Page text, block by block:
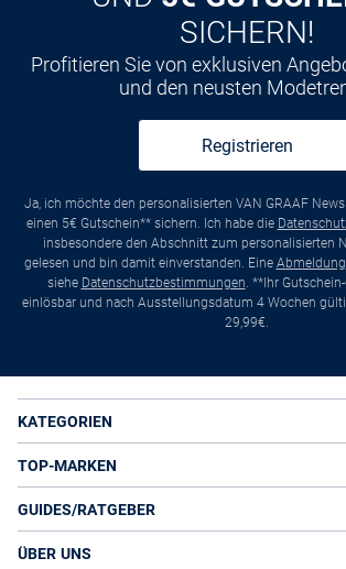
SICHERN!
Profitieren Sie von exklusiven
und den neusten
Registrieren
Ja, ich möchte den personalisierten VAN GRAAF
einen 5€ Gutschein** sichern. Ich habe die
insbesondere den Abschnitt zum personalisierten
gelesen und bin damit einverstanden. Eine Abmeldung
siehe Datenschutzbestimmungen. **Ihr
einlösbar und nach Ausstellungsdatum 4 Wochen
29,99€.
KATEGORIEN
TOP-MARKEN
GUIDES/RATGEBER
ÜBER UNS